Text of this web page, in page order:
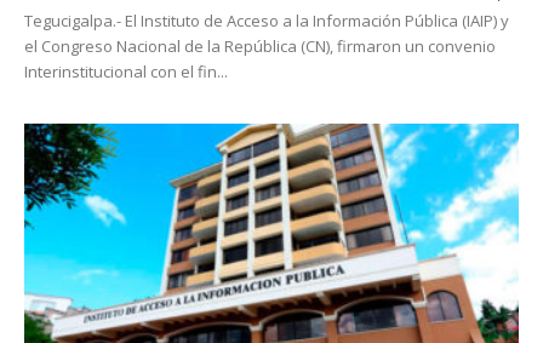
Tegucigalpa.- El Instituto de Acceso a la Información Pública (IAIP) y
el Congreso Nacional de la República (CN), firmaron un convenio
Interinstitucional con el fin...